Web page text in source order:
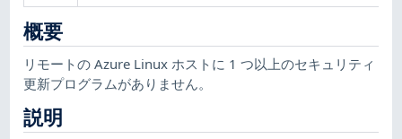
概要
リモートの Azure Linux ホストに 1 つ以上のセキュリティ
更新プログラムがありません。
説明